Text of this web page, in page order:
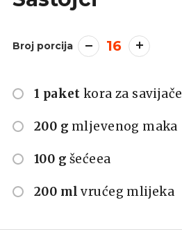
Broj porcija 16
1 paket kora za savijače
200 g mljevenog maka
100 g šećeea
200 ml vrućeg mlijeka